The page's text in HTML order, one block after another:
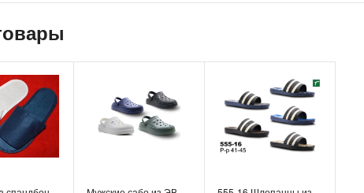
Размеры:
Продукция сертифицирована и промаркирована по упрощенной
системе маркировки и полностью. Список другого ассортимента
обуви (тапочки, сланцы, пляжные шлепки и пр.) смотрите на
официальном сайте производителя.
Приглашаем к сотрудничеству оптовых заказчиков, дилеров,